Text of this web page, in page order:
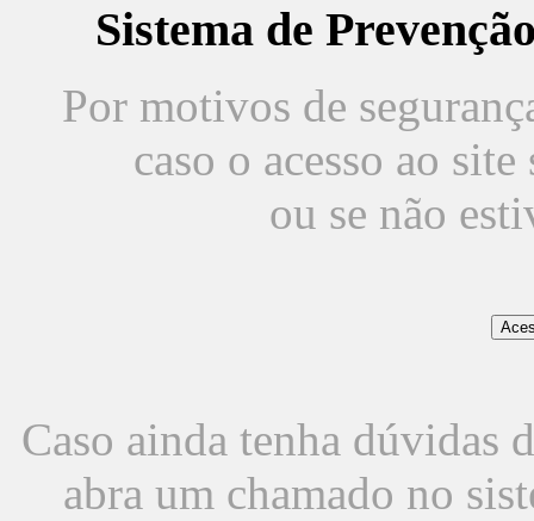
Sistema de
Por motivos de
caso o acesso ao
ou se não
Caso ainda tenha dúvidas
abra um chamado no